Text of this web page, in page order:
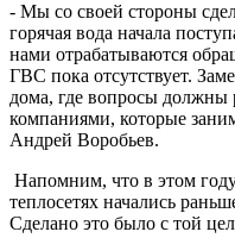
- Мы со своей стороны
горячая вода начала
нами отрабатываются
ГВС пока отсутствует.
дома, где вопросы
компаниями, которые
Андрей Воробьев.
Напомним, что в этом
теплосетях начались
Сделано это было с той